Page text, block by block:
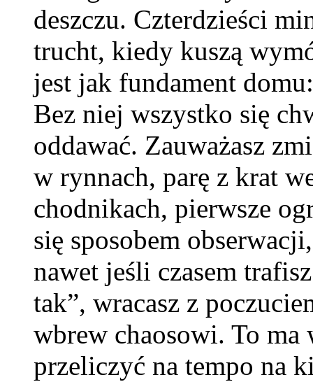
deszczu. Czterdzieści
trucht, kiedy kuszą
jest jak fundament
Bez niej wszystko się
oddawać. Zauważasz
w rynnach, parę z krat
chodnikach, pierwsze
się sposobem
nawet jeśli czasem
tak”, wracasz z
wbrew chaosowi. To ma
przeliczyć na tempo na